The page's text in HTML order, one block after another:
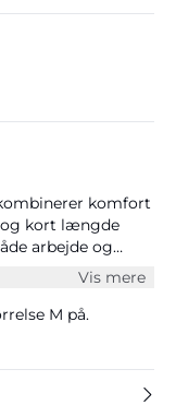
komfort
og kort længde
arbejde og
Vis mere
M på.